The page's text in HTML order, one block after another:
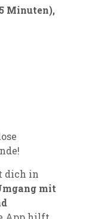
Minuten),
dich in
mit